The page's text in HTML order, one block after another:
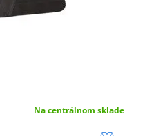
Na centrálnom sklade